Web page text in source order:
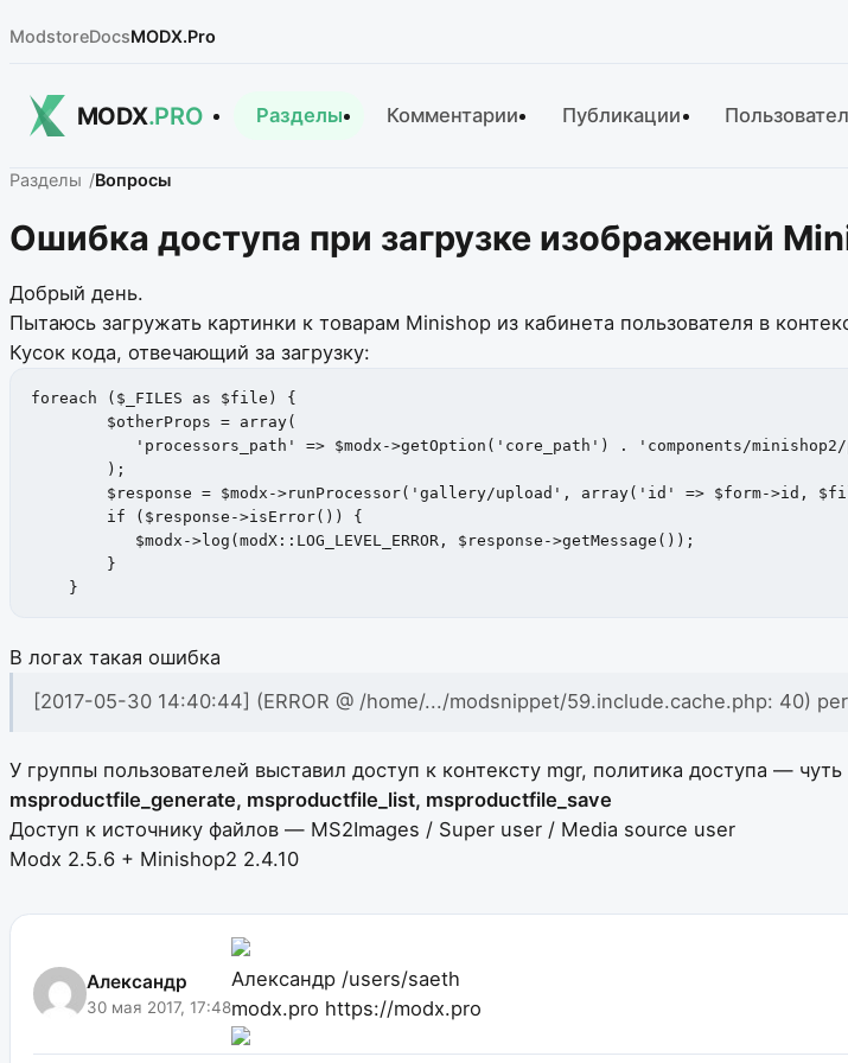
ModstoreDocsMODX.Pro
MODX.PRO Разделы Комментарии Публикации
Разделы Вопросы
Ошибка доступа при загрузке изображений
Добрый день.
Пытаюсь загружать картинки к товарам Minishop из кабинета пользователя в
Кусок кода, отвечающий за загрузку:
foreach ($_FILES as $file) {
        $otherProps = array(
'processors_path' => $modx->getOption('core_path') . 'components/
        );
$response = $modx->runProcessor('gallery/upload', array('id' => $form->id,
        if ($response->isError()) {
           $modx->log(modX::LOG_LEVEL_ERROR, $response->getMessage());
        }
    }
В логах такая ошибка
[2017-05-30 14:40:44] (ERROR @ /home/.../modsnippet/59.include.cache.php: 40)
У группы пользователей выставил доступ к контексту mgr, политика доступа —
msproductfile_generate, msproductfile_list, msproductfile_save
Доступ к источнику файлов — MS2Images / Super user / Media source user
Modx 2.5.6 + Minishop2 2.4.10
Александр
30 мая 2017, 17:48
Александр /users/saeth
modx.pro https://modx.pro